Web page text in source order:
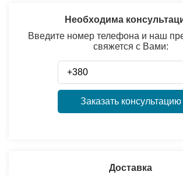
Необходима
Введите номер телефона и наш
свяжется с Вами:
Заказать консультацию
Доставка